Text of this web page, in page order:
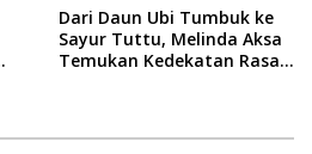
Dari Daun Ubi Tumbuk ke
Sayur Tuttu, Melinda Aksa
Temukan Kedekatan Rasa